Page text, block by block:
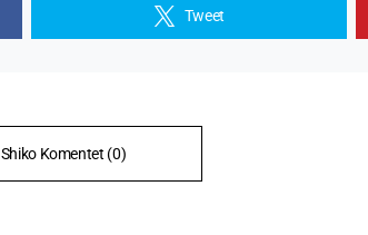
Tweet
Shiko Komentet (0)